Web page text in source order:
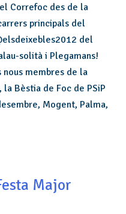
Correfoc des de la
principals del
del
solità i Plegamans!
membres de la
Bèstia de Foc de PSiP
Mogent, Palma,
Major